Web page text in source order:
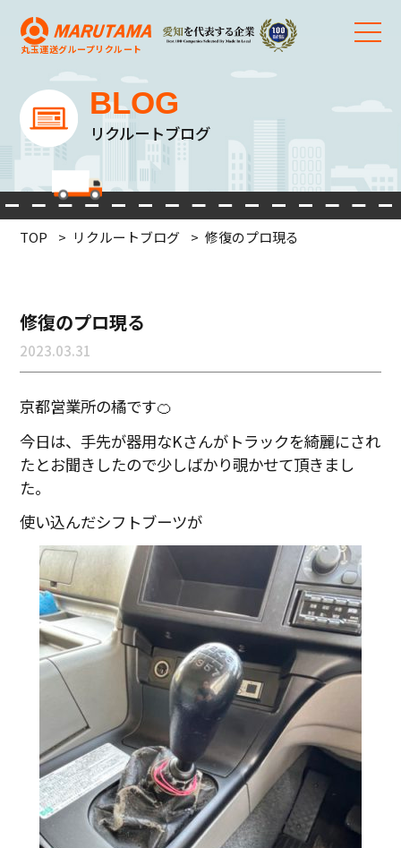
丸玉運送グループリクルート
BLOG
リクルートブログ
TOP リクルートブログ 修復のプロ現る
修復のプロ現る
2023.03.31
京都営業所の橘です🍊
今日は、手先が器用なKさんがトラックを綺麗にされ
たとお聞きしたので少しばかり覗かせて頂きまし
た。
使い込んだシフトブーツが